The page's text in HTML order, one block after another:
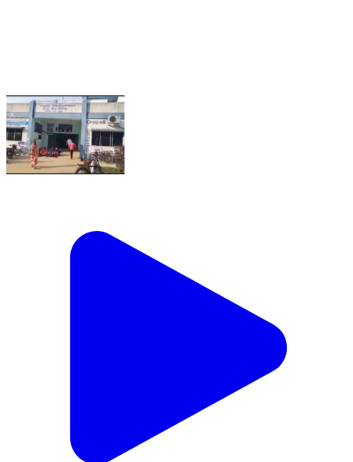
কাশীপুর: কল্লোলী প্রাথমিক স্বাস্থ্য কেন্দ্রের বেহাল দশা, বারাংবার